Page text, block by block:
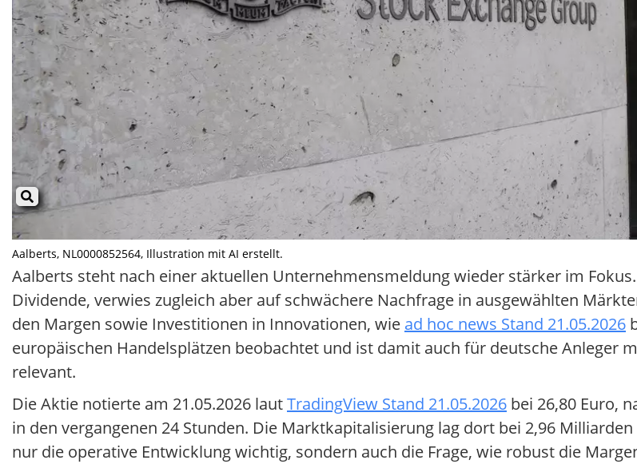
Aalberts, NL0000852564, Illustration mit AI erstellt.
Aalberts steht nach einer aktuellen Unternehmensmeldung wieder stärker im
Dividende, verwies zugleich aber auf schwächere Nachfrage in ausgewählten
den Margen sowie Investitionen in Innovationen, wie ad hoc news Stand 21.05.2026
europäischen Handelsplätzen beobachtet und ist damit auch für deutsche Anleger
relevant.
Die Aktie notierte am 21.05.2026 lautTradingView Stand 21.05.2026 bei 26,80 Euro,
in den vergangenen 24 Stunden. Die Marktkapitalisierung lag dort bei 2,96
nur die operative Entwicklung wichtig, sondern auch die Frage, wie robust die